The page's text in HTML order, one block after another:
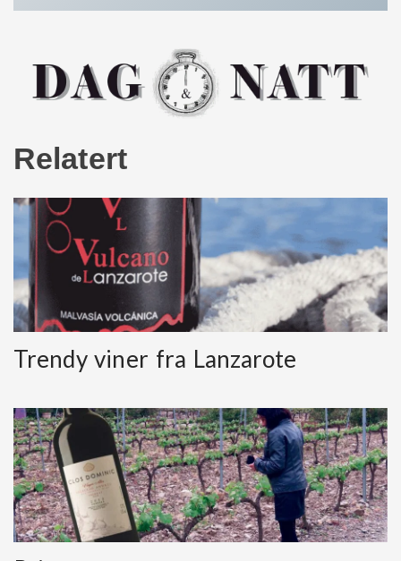
Relatert
Trendy viner fra Lanzarote